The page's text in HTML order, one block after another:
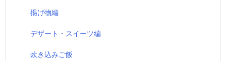
揚げ物編
デザート・スイーツ編
炊き込みご飯